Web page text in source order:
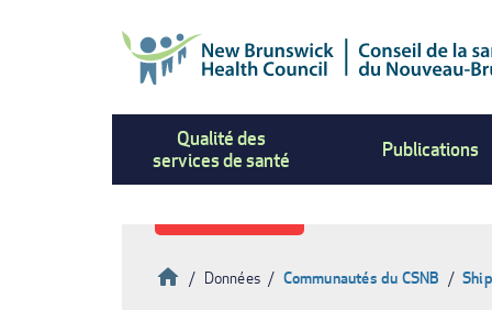
Qualité des
services de santé
Publications
Accueil
Données Communautés du CSNB